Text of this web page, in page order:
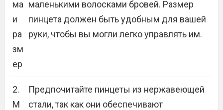
ма
и
ра
зм
ер
маленькими волосками бровей. Размер
пинцета должен быть удобным для вашей
руки, чтобы вы могли легко управлять им.
2.
М
Предпочитайте пинцеты из нержавеющей
стали, так как они обеспечивают